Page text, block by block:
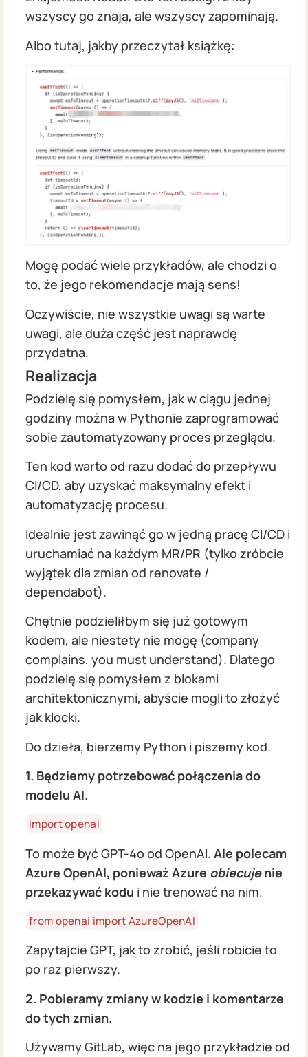
wszyscy go znają, ale wszyscy zapominają.
Albo tutaj, jakby przeczytał książkę:
Mogę podać wiele przykładów, ale chodzi o
to, że jego rekomendacje mają sens!
Oczywiście, nie wszystkie uwagi są warte
uwagi, ale duża część jest naprawdę
przydatna.
Realizacja
Podzielę się pomysłem, jak w ciągu jednej
godziny można w Pythonie zaprogramować
sobie zautomatyzowany proces przeglądu.
Ten kod warto od razu dodać do przepływu
CI/CD, aby uzyskać maksymalny efekt i
automatyzację procesu.
Idealnie jest zawinąć go w jedną pracę CI/CD i
uruchamiać na każdym MR/PR (tylko zróbcie
wyjątek dla zmian od renovate /
dependabot).
Chętnie podzieliłbym się już gotowym
kodem, ale niestety nie mogę (company
complains, you must understand). Dlatego
podzielę się pomysłem z blokami
architektonicznymi, abyście mogli to złożyć
jak klocki.
Do dzieła, bierzemy Python i piszemy kod.
1. Będziemy potrzebować połączenia do
modelu AI.
import openai
To może być GPT-4o od OpenAI. Ale polecam
Azure OpenAI, ponieważ Azure obiecujenie
przekazywać kodu i nie trenować na nim.
from openai import AzureOpenAI
Zapytajcie GPT, jak to zrobić, jeśli robicie to
po raz pierwszy.
2. Pobieramy zmiany w kodzie i komentarze
do tych zmian.
Używamy GitLab, więc na jego przykładzie od